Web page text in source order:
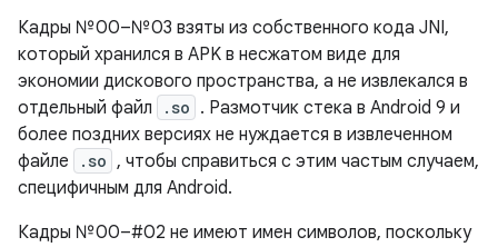
Кадры №00–№03 взяты из собственного кода JNI,
который хранился в APK в несжатом виде для
экономии дискового пространства, а не извлекался в
отдельный файл
.so . Размотчик стека в Android 9 и
более поздних версиях не нуждается в извлеченном
файле
.so , чтобы справиться с этим частым случаем,
специфичным для Android.
Кадры №00–#02 не имеют имен символов, поскольку